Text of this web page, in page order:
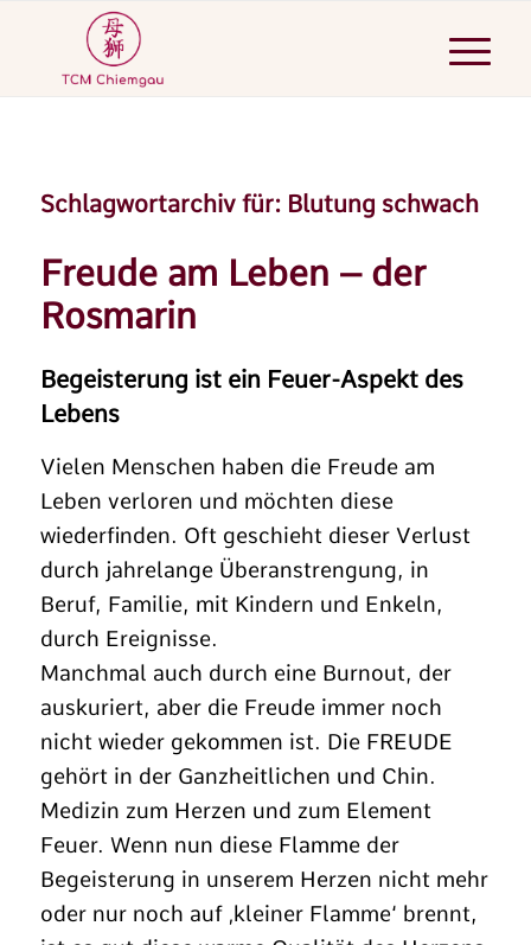
Schlagwortarchiv für: Blutung schwach
Freude am Leben – der
Rosmarin
Begeisterung ist ein Feuer-Aspekt des
Lebens
Vielen Menschen haben die Freude am
Leben verloren und möchten diese
wiederfinden. Oft geschieht dieser Verlust
durch jahrelange Überanstrengung, in
Beruf, Familie, mit Kindern und Enkeln,
durch Ereignisse.
Manchmal auch durch eine Burnout, der
auskuriert, aber die Freude immer noch
nicht wieder gekommen ist. Die FREUDE
gehört in der Ganzheitlichen und Chin.
Medizin zum Herzen und zum Element
Feuer. Wenn nun diese Flamme der
Begeisterung in unserem Herzen nicht mehr
oder nur noch auf ‚kleiner Flamme‘ brennt,